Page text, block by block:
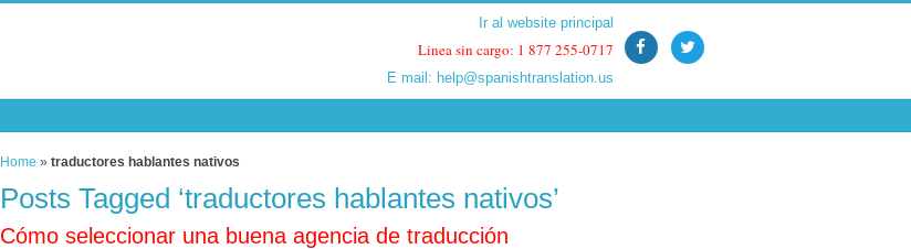
Ir al website principal
Linea sin cargo: 1 877 255-0717
E mail: help@spanishtranslation.us
Ir al website principal
Linea sin cargo: 1 877 255-0717
E mail: help@spanishtranslation.us
Home »traductores hablantes nativos
Posts Tagged ‘traductores hablantes nativos’
Cómo seleccionar una buena agencia de traducción